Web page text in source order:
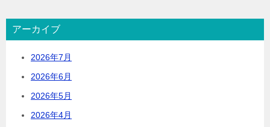
アーカイブ
2026年7月
2026年6月
2026年5月
2026年4月